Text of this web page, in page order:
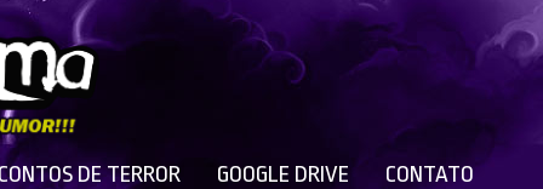
DE TERROR GOOGLE DRIVE CONTATO